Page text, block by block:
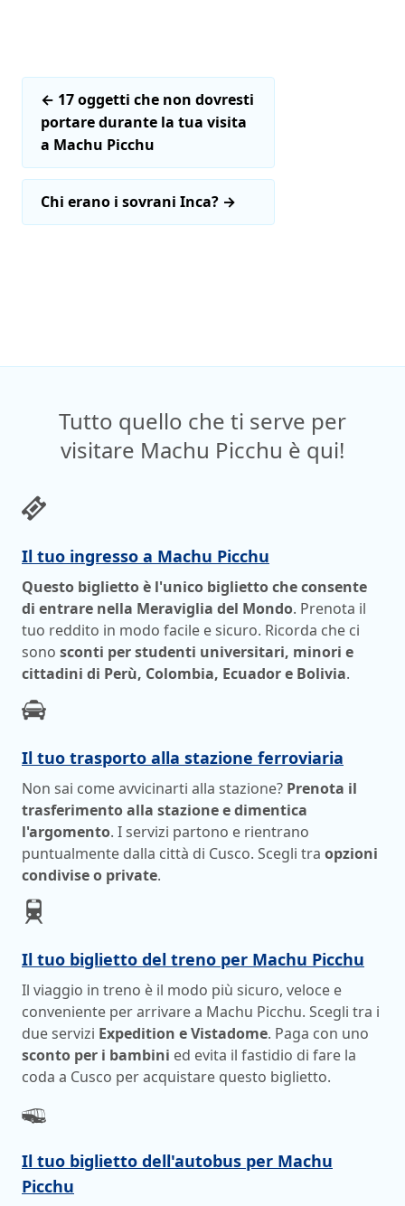
← 17 oggetti che non dovresti
portare durante la tua visita
a Machu Picchu
Chi erano i sovrani Inca? →
Tutto quello che ti serve per
visitare Machu Picchu è qui!
Il tuo ingresso a Machu Picchu
Questo biglietto è l'unico biglietto che consente
di entrare nella Meraviglia del Mondo. Prenota il
tuo reddito in modo facile e sicuro. Ricorda che ci
sono sconti per studenti universitari, minori e
cittadini di Perù, Colombia, Ecuador e Bolivia.
Il tuo trasporto alla stazione ferroviaria
Non sai come avvicinarti alla stazione? Prenota il
trasferimento alla stazione e dimentica
l'argomento. I servizi partono e rientrano
puntualmente dalla città di Cusco. Scegli tra opzioni
condivise o private.
Il tuo biglietto del treno per Machu Picchu
Il viaggio in treno è il modo più sicuro, veloce e
conveniente per arrivare a Machu Picchu. Scegli tra i
due servizi Expedition e Vistadome. Paga con uno
sconto per i bambini ed evita il fastidio di fare la
coda a Cusco per acquistare questo biglietto.
Il tuo biglietto dell'autobus per Machu
Picchu